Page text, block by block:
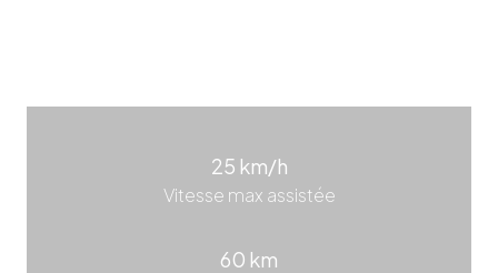
25 km/h
Vitesse max assistée
60 km